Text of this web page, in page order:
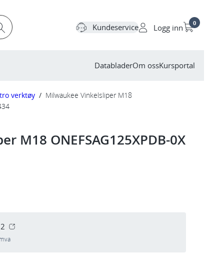
Kundeservice Logg inn 0
DatabladerOm ossKursportal
verktøy / Milwaukee Vinkelsliper M18
M18 ONEFSAG125XPDB-0X